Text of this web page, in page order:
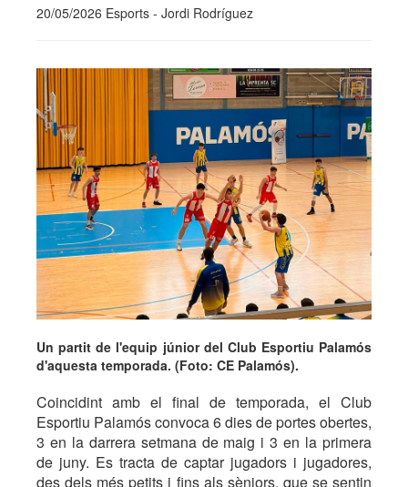
20/05/2026 Esports - Jordi Rodríguez
Un partit de l'equip júnior del Club Esportiu Palamós
d'aquesta temporada. (Foto: CE Palamós).
Coincidint amb el final de temporada, el Club
Esportiu Palamós convoca 6 dies de portes obertes,
3 en la darrera setmana de maig i 3 en la primera
de juny. Es tracta de captar jugadors i jugadores,
des dels més petits i fins als sèniors, que se sentin